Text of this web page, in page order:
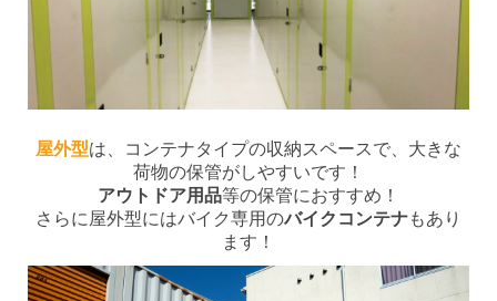
屋外型は、コンテナタイプの収納スペースで、大きな
荷物の保管がしやすいです！
アウトドア用品等の保管におすすめ！
さらに屋外型にはバイク専用のバイクコンテナもあり
ます！